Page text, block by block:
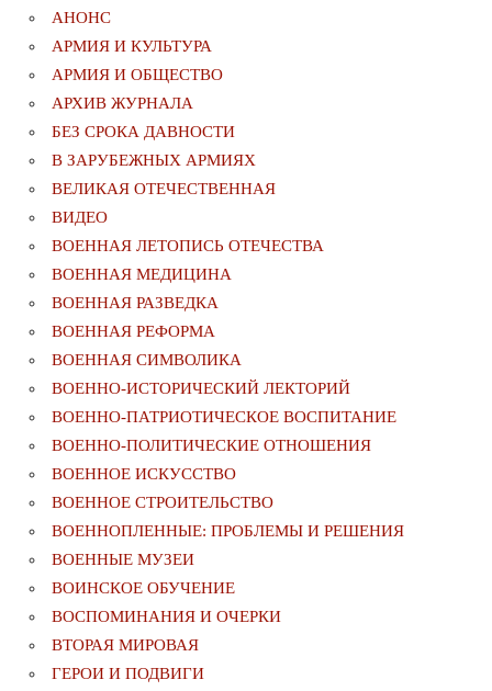
АНОНС
АРМИЯ И КУЛЬТУРА
АРМИЯ И ОБЩЕСТВО
АРХИВ ЖУРНАЛА
БЕЗ СРОКА ДАВНОСТИ
В ЗАРУБЕЖНЫХ АРМИЯХ
ВЕЛИКАЯ ОТЕЧЕСТВЕННАЯ
ВИДЕО
ВОЕННАЯ ЛЕТОПИСЬ ОТЕЧЕСТВА
ВОЕННАЯ МЕДИЦИНА
ВОЕННАЯ РАЗВЕДКА
ВОЕННАЯ РЕФОРМА
ВОЕННАЯ СИМВОЛИКА
ВОЕННО-ИСТОРИЧЕСКИЙ ЛЕКТОРИЙ
ВОЕННО-ПАТРИОТИЧЕСКОЕ ВОСПИТАНИЕ
ВОЕННО-ПОЛИТИЧЕСКИE ОТНОШЕНИЯ
ВОЕННОЕ ИСКУССТВО
ВОЕННОЕ СТРОИТЕЛЬСТВО
ВОЕННОПЛЕННЫЕ: ПРОБЛЕМЫ И РЕШЕНИЯ
ВОЕННЫЕ МУЗЕИ
ВОИНСКОЕ ОБУЧЕНИЕ
ВОСПОМИНАНИЯ И ОЧЕРКИ
ВТОРАЯ МИРОВАЯ
ГЕРОИ И ПОДВИГИ